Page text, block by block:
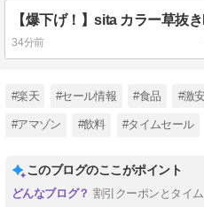
34分前
#楽天 #セール情報 #食品 #激
#アマゾン #飲料 #タイムセール
このブログのここがポイント
割引クーポンとタイ